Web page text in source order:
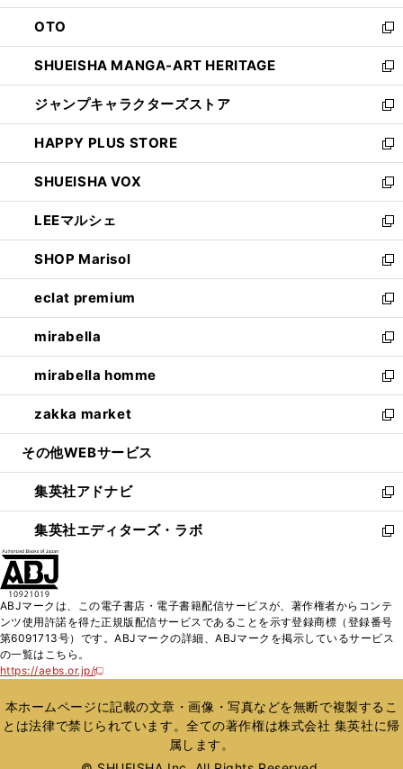
ウ
で
開
く
ン
ド
ウ
で
開
く
OTO
新
し
い
ウ
ィ
ン
ド
ウ
で
開
く
SHUEISHA MANGA-ART HERITAGE
新
し
い
ウ
ィ
ン
ド
ウ
で
開
く
ジャンプキャラクターズストア
新
し
い
ウ
ィ
ン
ド
ウ
で
開
く
HAPPY PLUS STORE
新
し
い
ウ
ィ
ン
ド
ウ
で
開
く
SHUEISHA VOX
新
し
い
ウ
ィ
ン
ド
ウ
で
開
く
LEEマルシェ
新
し
い
ウ
ィ
ン
ド
ウ
で
開
く
SHOP Marisol
新
し
い
ウ
ィ
ン
ド
ウ
で
開
eclat premium
新
し
い
ウ
ィ
ン
ド
ウ
開
く
mirabella
新
し
い
ウ
ィ
ン
ウ
で
開
く
mirabella homme
新
し
い
ウ
ン
ド
ウ
で
zakka market
新
し
ウ
ィ
ン
ド
く
その他WEBサービス
集英社アドナビ
新
し
い
ド
ウ
で
集英社エディターズ・ラボ
新
ィ
ン
ド
開
く
ABJマークは、この電子書店・電子書籍配信サービスが、著作権者からコンテ
ンツ使用許諾を得た正規版配信サービスであることを示す登録商標（登録番号
第6091713号）です。ABJマークの詳細、ABJマークを掲示しているサービス
の一覧はこちら。
https://aebs.or.jp/
新
い
ウ
ィ
本ホームページに記載の文章・画像・写真などを無断で複製するこ
とは法律で禁じられています。全ての著作権は株式会社 集英社に帰
属します。